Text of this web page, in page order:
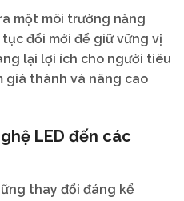
một môi trường năng
đổi mới để giữ vững vị
lại lợi ích cho người tiêu
giá thành và nâng cao
LED đến các
thay đổi đáng kể